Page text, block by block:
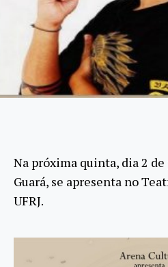
Na próxima quinta, dia 2
Guará, se apresenta no
UFRJ.